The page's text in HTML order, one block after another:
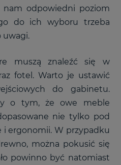
nam odpowiedni poziom
do ich wyboru trzeba
uwagi.
muszą znaleźć się w
fotel. Warto je ustawić
do gabinetu.
o tym, że owe meble
nie tylko pod
ergonomii. W przypadku
można pokusić się
powinno być natomiast